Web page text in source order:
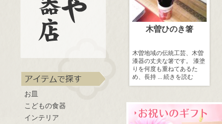
お皿
こどもの食器
インテリア
木曽ひのき箸
木曽地域の伝統工芸、木曽
漆器の丈夫な箸です。 漆塗
りを何度も重ねてあるた
め、長持 ... 続きを読む